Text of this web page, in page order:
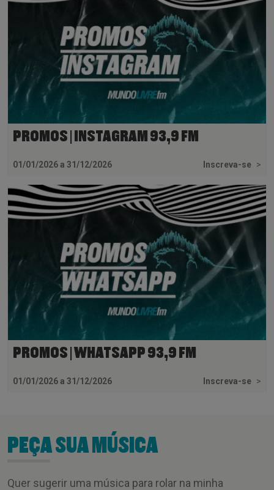
PROMOS | INSTAGRAM 93,9 FM
01/01/2026 a 31/12/2026 Inscreva-se >
PROMOS | WHATSAPP 93,9 FM
01/01/2026 a 31/12/2026 Inscreva-se >
PEÇA SUA MÚSICA
Quer sugerir uma música para rolar na minha